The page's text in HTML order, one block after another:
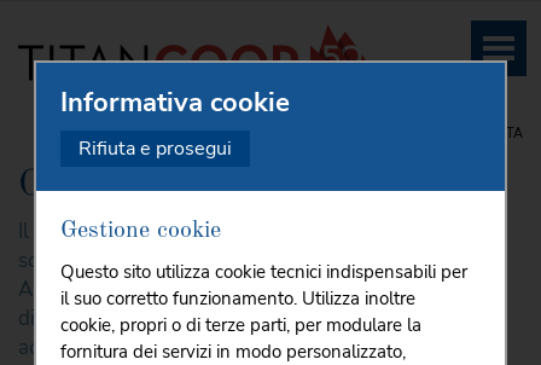
ORTOFRUTTA
Ortofrutta
Il rispetto dell'ambiente
scelta della tua spesa quotidiana.
Al
reparto Ortofruttatroverai un vasto assortimento
di frutta e verdura sane e genuine selezionate
accuratamente per te.
Informativa cookie
Rifiuta e prosegui
Gestione cookie
Questo sito utilizza cookie tecnici indispensabili per
il suo corretto funzionamento. Utilizza inoltre
cookie, propri o di terze parti, per modulare la
fornitura dei servizi in modo personalizzato,